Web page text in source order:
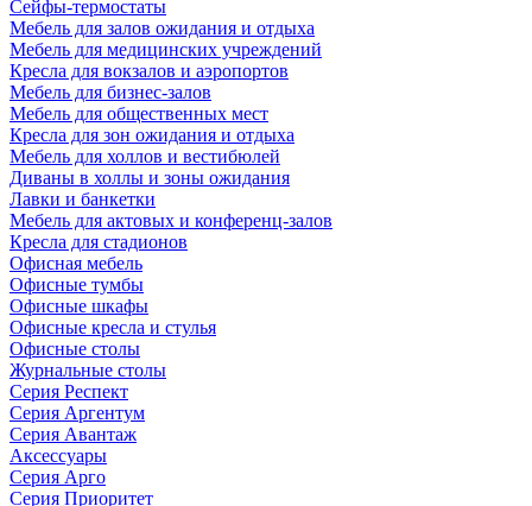
Сейфы-термостаты
Мебель для залов ожидания и отдыха
Мебель для медицинских учреждений
Кресла для вокзалов и аэропортов
Мебель для бизнес-залов
Мебель для общественных мест
Кресла для зон ожидания и отдыха
Мебель для холлов и вестибюлей
Диваны в холлы и зоны ожидания
Лавки и банкетки
Мебель для актовых и конференц-залов
Кресла для стадионов
Офисная мебель
Офисные тумбы
Офисные шкафы
Офисные кресла и стулья
Офисные столы
Журнальные столы
Серия Респект
Серия Аргентум
Серия Авантаж
Аксессуары
Серия Арго
Серия Приоритет